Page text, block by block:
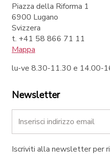
Piazza della Riforma 1
6900 Lugano
Svizzera
t. +41 58 866 71 11
Mappa
lu-ve 8.30-11.30 e 14.00-
Newsletter
Iscriviti alla newsletter per